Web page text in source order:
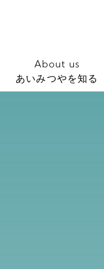
About us
あいみつやを知る